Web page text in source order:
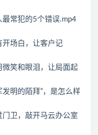
常犯的5个错误.mp4
场白，让客户记
笑和眼泪，让局面起
明的陌拜”，是怎么样
卫，敲开马云办公室